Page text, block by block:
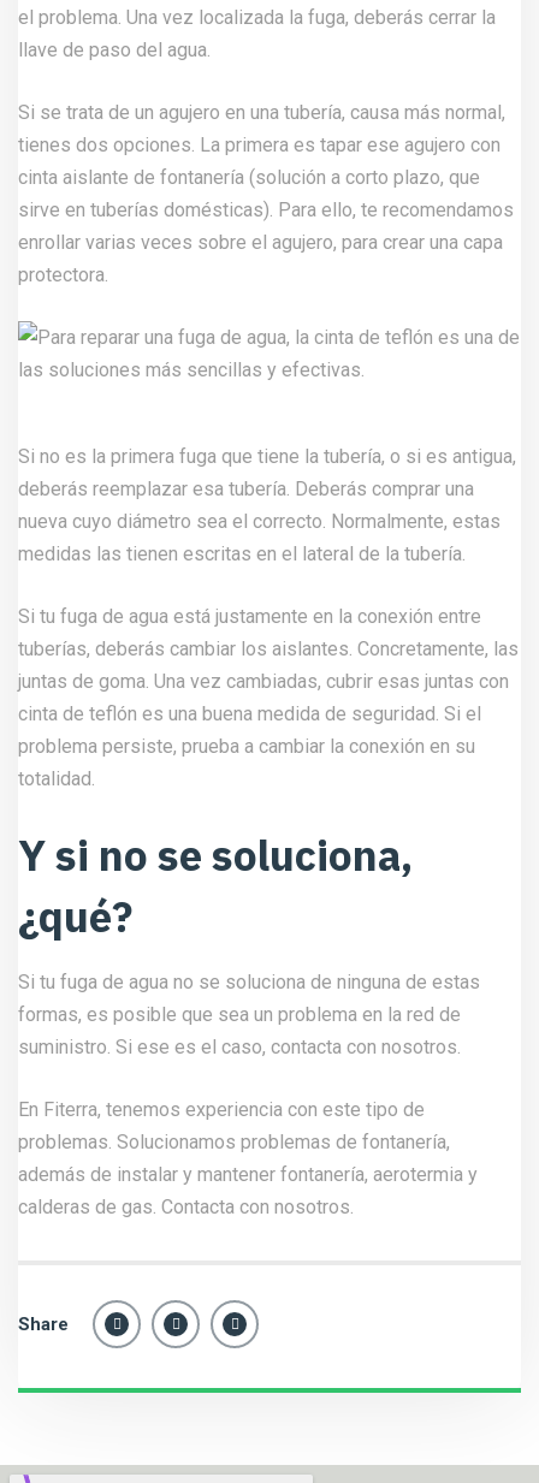
el problema. Una vez localizada la fuga, deberás cerrar la
llave de paso del agua.
Si se trata de un agujero en una tubería, causa más normal,
tienes dos opciones. La primera es tapar ese agujero con
cinta aislante de fontanería (solución a corto plazo, que
sirve en tuberías domésticas). Para ello, te recomendamos
enrollar varias veces sobre el agujero, para crear una capa
protectora.
Si no es la primera fuga que tiene la tubería, o si es antigua,
deberás reemplazar esa tubería. Deberás comprar una
nueva cuyo diámetro sea el correcto. Normalmente, estas
medidas las tienen escritas en el lateral de la tubería.
Si tu fuga de agua está justamente en la conexión entre
tuberías, deberás cambiar los aislantes. Concretamente, las
juntas de goma. Una vez cambiadas, cubrir esas juntas con
cinta de teflón es una buena medida de seguridad. Si el
problema persiste, prueba a cambiar la conexión en su
totalidad.
Y si no se soluciona,
¿qué?
Si tu fuga de agua no se soluciona de ninguna de estas
formas, es posible que sea un problema en la red de
suministro. Si ese es el caso, contacta con nosotros.
En Fiterra, tenemos experiencia con este tipo de
problemas. Solucionamos problemas de fontanería,
además de instalar y mantener fontanería, aerotermia y
calderas de gas. Contacta con nosotros.
Share